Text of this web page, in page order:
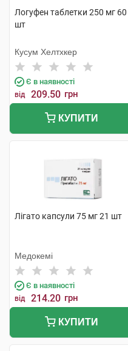
Логуфен таблетки 250 мг 60
шт
Кусум Хелтхкер
Є в наявності
від 209.50 грн
КУПИТИ
Лігато капсули 75 мг 21 шт
Медокемі
Є в наявності
від 214.20 грн
КУПИТИ